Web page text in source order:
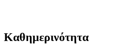
Καθημερινότητα